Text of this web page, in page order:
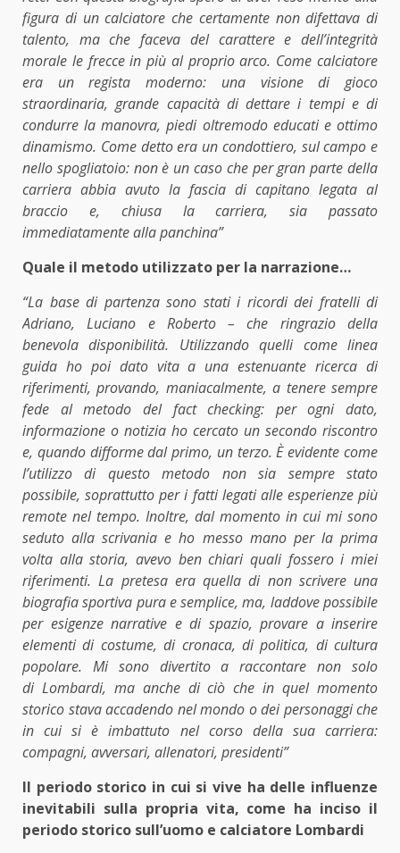
figura di un calciatore che certamente non difettava di
talento, ma che faceva del carattere e dell’integrità
morale le frecce in più al proprio arco. Come calciatore
era un regista moderno: una visione di gioco
straordinaria, grande capacità di dettare i tempi e di
condurre la manovra, piedi oltremodo educati e ottimo
dinamismo. Come detto era un condottiero, sul campo e
nello spogliatoio: non è un caso che per gran parte della
carriera abbia avuto la fascia di capitano legata al
braccio e, chiusa la carriera, sia passato
immediatamente alla panchina”
Quale il metodo utilizzato per la narrazione…
“La base di partenza sono stati i ricordi dei fratelli di
Adriano, Luciano e Roberto – che ringrazio della
benevola disponibilità. Utilizzando quelli come linea
guida ho poi dato vita a una estenuante ricerca di
riferimenti, provando, maniacalmente, a tenere sempre
fede al metodo del fact checking: per ogni dato,
informazione o notizia ho cercato un secondo riscontro
e, quando difforme dal primo, un terzo. È evidente come
l’utilizzo di questo metodo non sia sempre stato
possibile, soprattutto per i fatti legati alle esperienze più
remote nel tempo. Inoltre, dal momento in cui mi sono
seduto alla scrivania e ho messo mano per la prima
volta alla storia, avevo ben chiari quali fossero i miei
riferimenti. La pretesa era quella di non scrivere una
biografia sportiva pura e semplice, ma, laddove possibile
per esigenze narrative e di spazio, provare a inserire
elementi di costume, di cronaca, di politica, di cultura
popolare. Mi sono divertito a raccontare non solo
di Lombardi, ma anche di ciò che in quel momento
storico stava accadendo nel mondo o dei personaggi che
in cui si è imbattuto nel corso della sua carriera:
compagni, avversari, allenatori, presidenti”
Il periodo storico in cui si vive ha delle influenze
inevitabili sulla propria vita, come ha inciso il
periodo storico sull’uomo e calciatore Lombardi